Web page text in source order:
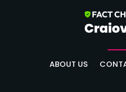
ABOUT US